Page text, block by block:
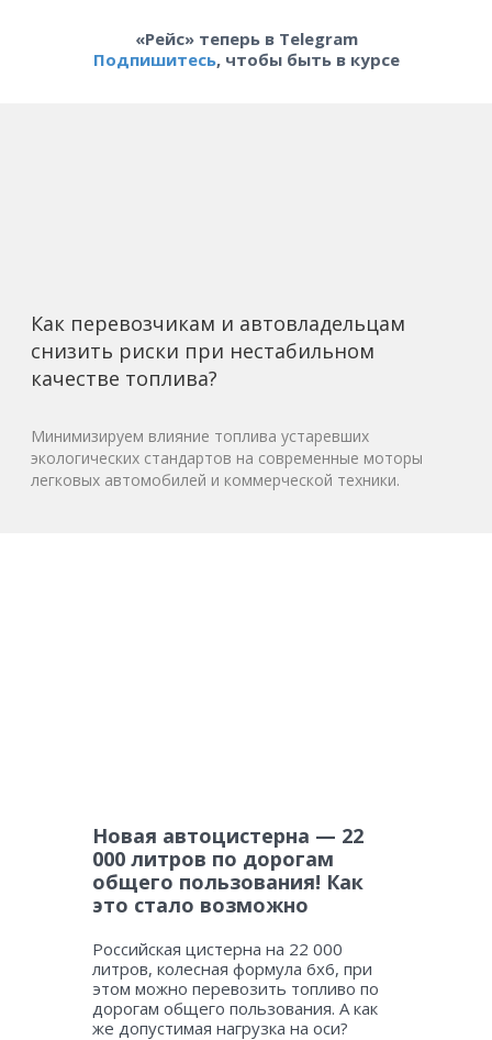
«Рейс» теперь в Telegram
Подпишитесь, чтобы быть в курсе
Как перевозчикам и автовладельцам
снизить риски при нестабильном
качестве топлива?
Минимизируем влияние топлива устаревших
экологических стандартов на современные моторы
легковых автомобилей и коммерческой техники.
Новая автоцистерна — 22
000 литров по дорогам
общего пользования! Как
это стало возможно
Российская цистерна на 22 000
литров, колесная формула 6х6, при
этом можно перевозить топливо по
дорогам общего пользования. А как
же допустимая нагрузка на оси?